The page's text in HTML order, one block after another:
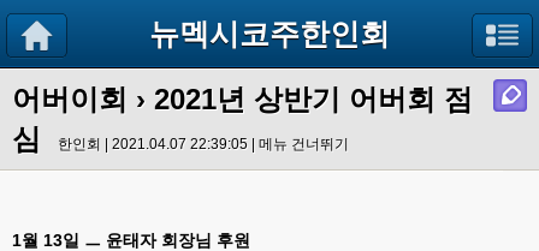
뉴멕시코주한인회
어버이회 › 2021년 상반기 어버회 점
심
한인회 | 2021.04.07 22:39:05 | 메뉴 건너뛰기
1월 13일 ㅡ 윤태자 회장님 후원